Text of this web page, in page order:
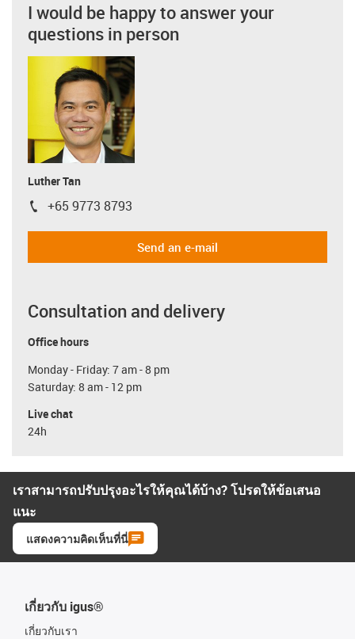
I would be happy to answer your
questions in person
Luther Tan
igus-icon-phone
+65 9773 8793
Send an e-mail
Consultation and delivery
Office hours
Monday - Friday: 7 am - 8 pm
Saturday: 8 am - 12 pm
Live chat
24h
เราสามารถปรับปรุงอะไรให้คุณได้บ้าง? โปรดให้ข้อเสนอ
แนะ
แสดงความคิดเห็นที่นี่
เกี่ยวกับ igus®
เกี่ยวกับเรา